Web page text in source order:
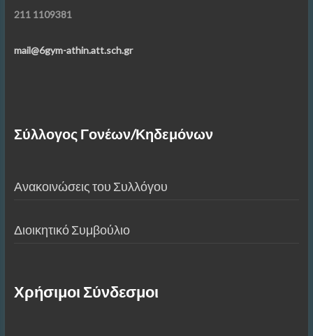
211 1109381
mail@6gym-athin.att.sch.gr
Σύλλογος Γονέων/Κηδεμόνων
Ανακοινώσεις του Συλλόγου
Διοικητικό Συμβούλιο
Χρήσιμοι Σύνδεσμοι